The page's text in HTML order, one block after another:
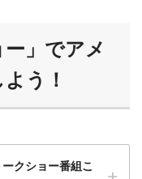
リプトなしで聞ける
ー」でアメ
う！
クショー番組こ